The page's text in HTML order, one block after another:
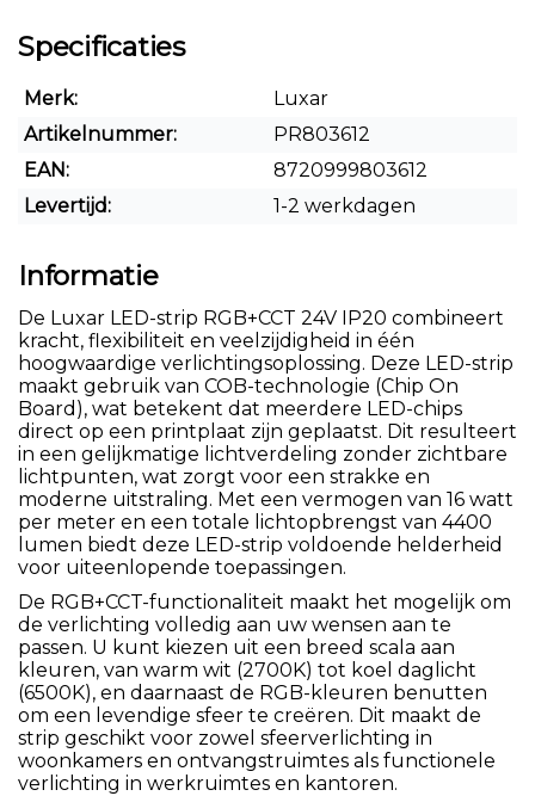
Specificaties
Merk:
Luxar
Artikelnummer:
PR803612
EAN:
8720999803612
Levertijd:
1-2 werkdagen
Informatie
De Luxar LED-strip RGB+CCT 24V IP20 combineert
kracht, flexibiliteit en veelzijdigheid in één
hoogwaardige verlichtingsoplossing. Deze LED-strip
maakt gebruik van COB-technologie (Chip On
Board), wat betekent dat meerdere LED-chips
direct op een printplaat zijn geplaatst. Dit resulteert
in een gelijkmatige lichtverdeling zonder zichtbare
lichtpunten, wat zorgt voor een strakke en
moderne uitstraling. Met een vermogen van 16 watt
per meter en een totale lichtopbrengst van 4400
lumen biedt deze LED-strip voldoende helderheid
voor uiteenlopende toepassingen.
De RGB+CCT-functionaliteit maakt het mogelijk om
de verlichting volledig aan uw wensen aan te
passen. U kunt kiezen uit een breed scala aan
kleuren, van warm wit (2700K) tot koel daglicht
(6500K), en daarnaast de RGB-kleuren benutten
om een levendige sfeer te creëren. Dit maakt de
strip geschikt voor zowel sfeerverlichting in
woonkamers en ontvangstruimtes als functionele
verlichting in werkruimtes en kantoren.